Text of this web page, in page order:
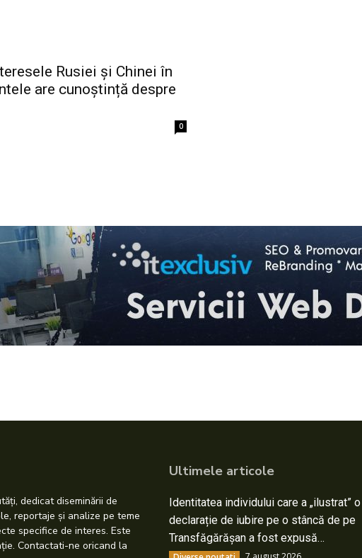
Rusiei și Chinei în
are cunoștință despre
0
dedicat diseminării de
reportaje și analize pe teme
specifice de interes. Este
Contactati-ne oricand la
Ultimele articole
Identitatea individului care a „ilustrat” o
declarație de iubire pe o stâncă de pe
Transfăgărășan a fost expusă…